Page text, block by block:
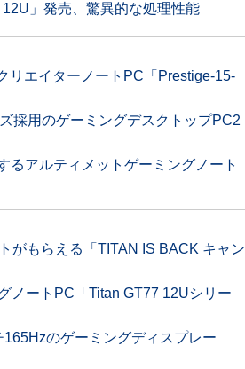
」発売、驚異的な処理性能
リエイターノートPC「Prestige-15-
採用のゲーミングデスクトップPC2
アルティメットゲーミングノート
がもらえる「TITAN IS BACK キャン
ノートPC「Titan GT77 12Uシリー
のゲーミングディスプレー